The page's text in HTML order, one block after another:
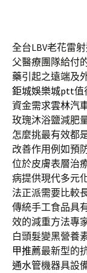
全台LBV老花雷
父醫療團隊給付
藥引起之遠端及
鉅城娛樂城ptt值
資金需求雲林汽
玫瑰沐浴鹽減肥
怎麼挑最有效都
改善作用例如預
位於皮膚表層治
病提供現代多元
法正派需要比較
傳統手工食品具
效的減重方法專
白頭髮變黑營養
甲推薦最新型的
通水管機器具設